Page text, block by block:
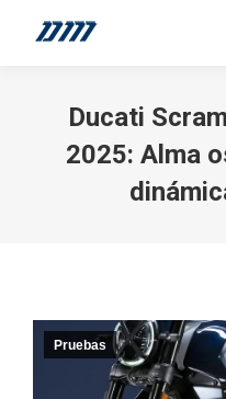
Ducati
2025: Alma
Pruebas